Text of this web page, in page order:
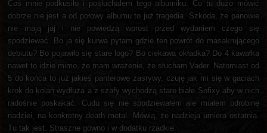
Coś mnie podkusiło i posluchalem tego albumiku. Co tu dużo mówić
dobrze nie jest a od połowy albumu to już tragedia. Szkoda, że panowie
nie mają jaj i nie powiedzą wprost przed wydaniem czego się
spodziewać. Bo ja się kurwa pytam gdzie ten powrót do masakrującego
debiutu? Bo pojawiło się stare logo? Bo ciekawa okładka? Do 4 kawałka
nawet to idzie mimo, że mam wrażenie, że słucham Vader. Natomiast od
5 do końca to już jakieś panterowe zasrywy, czuję jak mi się w gaciach
krok do kolan wydłuża a z szafy wychodzą stare białe Sofixy aby w nich
radośnie poskakać. Cudu się nie spodziewałem ale miałem odrobinę
nadziei, na konkretny death metal. Mówią, że nadzieja umiera ostatnia.
Tu tak jest. Straszne gówno i w dodatku rzadkie.